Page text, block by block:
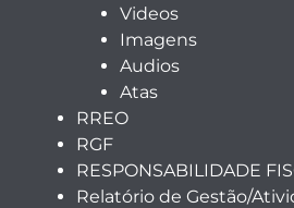
Videos
Imagens
Audios
Atas
RREO
RGF
RESPONSABILIDADE
Relatório de Gestão/